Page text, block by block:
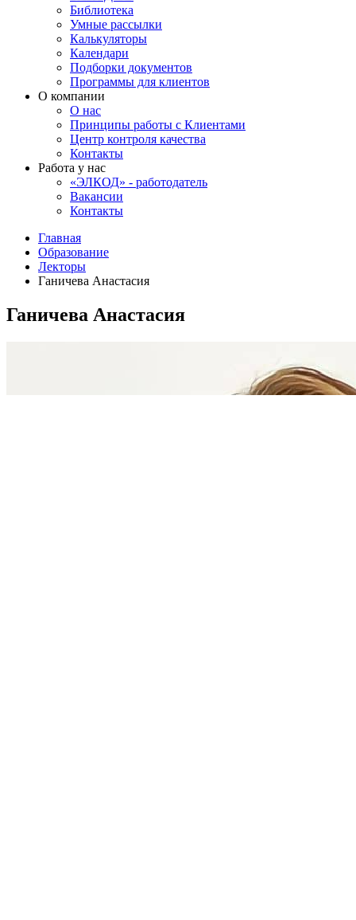
Библиотека
Умные рассылки
Калькуляторы
Календари
Подборки документов
Программы для клиентов
О компании
О нас
Принципы работы с Клиентами
Центр контроля качества
Контакты
Работа у нас
«ЭЛКОД» - работодатель
Вакансии
Контакты
Главная
Образование
Лекторы
Ганичева Анастасия
Ганичева Анастасия